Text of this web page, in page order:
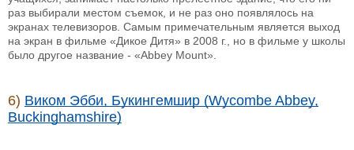
раз выбирали местом съемок, и не раз оно появлялось на
экранах телевизоров. Самым примечательным является выход
на экран в фильме «Дикое Дитя» в 2008 г., но в фильме у школы
было другое название - «Abbey Mount».
6) Виком Эбби, Букингемшир (Wycombe Abbey,
Buckinghamshire)